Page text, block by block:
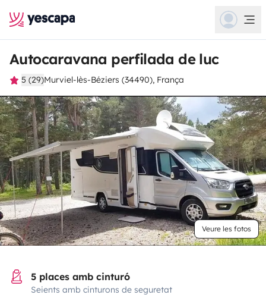
Autocaravana perfilada de luc
5 (29)Murviel-lès-Béziers (34490), França
Veure les fotos
5 places amb cinturó
Seients amb cinturons de seguretat